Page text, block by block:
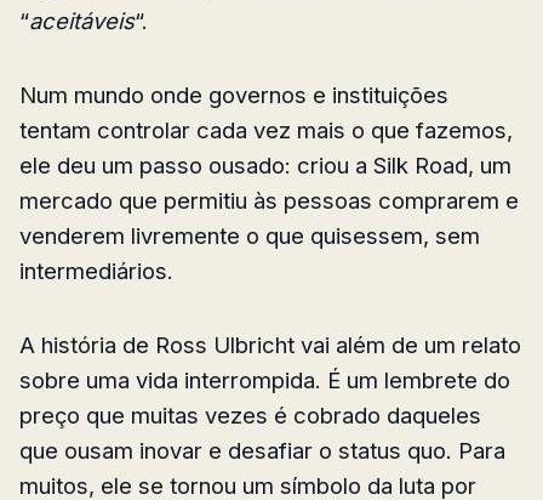
“aceitáveis“.
Num mundo onde governos e instituições
tentam controlar cada vez mais o que fazemos,
ele deu um passo ousado: criou a Silk Road, um
mercado que permitiu às pessoas comprarem e
venderem livremente o que quisessem, sem
intermediários.
A história de Ross Ulbricht vai além de um relato
sobre uma vida interrompida. É um lembrete do
preço que muitas vezes é cobrado daqueles
que ousam inovar e desafiar o status quo. Para
muitos, ele se tornou um símbolo da luta por